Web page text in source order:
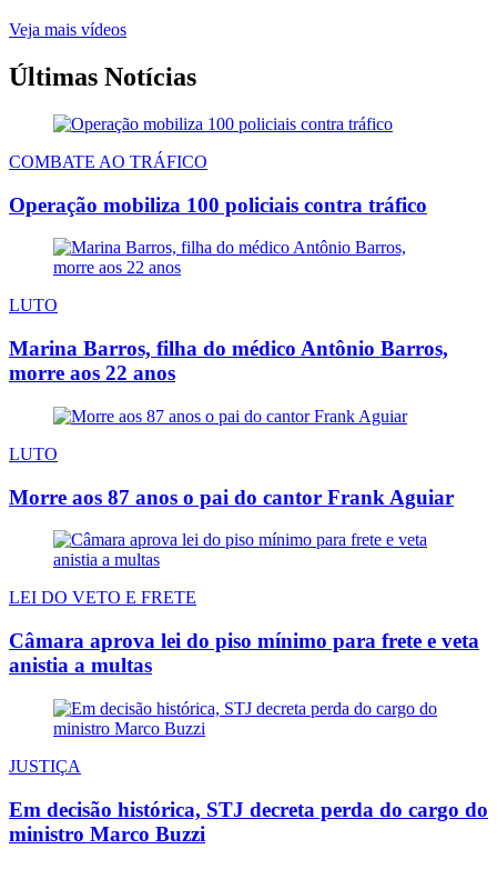
Veja mais vídeos
Últimas Notícias
COMBATE AO TRÁFICO
Operação mobiliza 100 policiais contra tráfico
LUTO
Marina Barros, filha do médico Antônio Barros,
morre aos 22 anos
LUTO
Morre aos 87 anos o pai do cantor Frank Aguiar
LEI DO VETO E FRETE
Câmara aprova lei do piso mínimo para frete e veta
anistia a multas
JUSTIÇA
Em decisão histórica, STJ decreta perda do cargo do
ministro Marco Buzzi